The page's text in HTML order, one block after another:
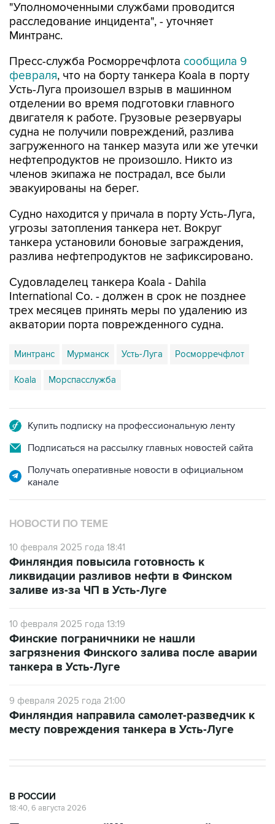
"Уполномоченными службами проводится
расследование инцидента", - уточняет
Минтранс.
Пресс-служба Росморречфлота сообщила 9
февраля, что на борту танкера Koala в порту
Усть-Луга произошел взрыв в машинном
отделении во время подготовки главного
двигателя к работе. Грузовые резервуары
судна не получили повреждений, разлива
загруженного на танкер мазута или же утечки
нефтепродуктов не произошло. Никто из
членов экипажа не пострадал, все были
эвакуированы на берег.
Судно находится у причала в порту Усть-Луга,
угрозы затопления танкера нет. Вокруг
танкера установили боновые заграждения,
разлива нефтепродуктов не зафиксировано.
Судовладелец танкера Koala - Dahila
International Co. - должен в срок не позднее
трех месяцев принять меры по удалению из
акватории порта поврежденного судна.
Минтранс Мурманск Усть-Луга Росморречфлот
Koala Морспасслужба
Купить подписку на профессиональную ленту
Подписаться на рассылку главных новостей сайта
Получать оперативные новости в официальном
канале
НОВОСТИ ПО ТЕМЕ
10 февраля 2025 года 18:41
Финляндия повысила готовность к
ликвидации разливов нефти в Финском
заливе из-за ЧП в Усть-Луге
10 февраля 2025 года 13:19
Финские пограничники не нашли
загрязнения Финского залива после аварии
танкера в Усть-Луге
9 февраля 2025 года 21:00
Финляндия направила самолет-разведчик к
месту повреждения танкера в Усть-Луге
В РОССИИ
18:40, 6 августа 2026